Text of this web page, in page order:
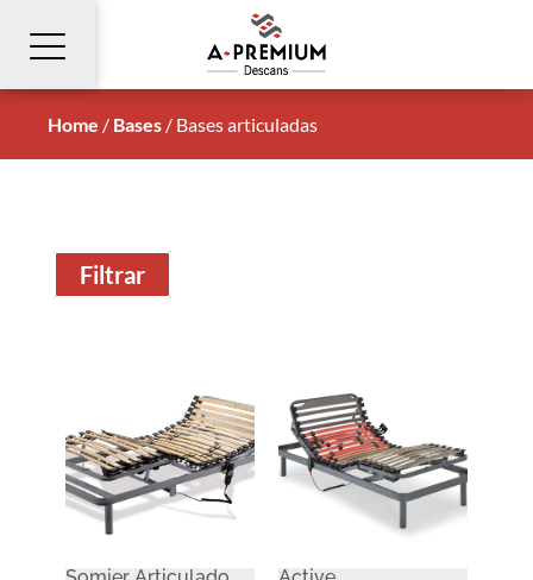
Home / Bases / Bases articuladas
Filtrar